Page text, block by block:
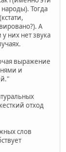
Тогда
А
них нет звука
выражение
и
отход
слов